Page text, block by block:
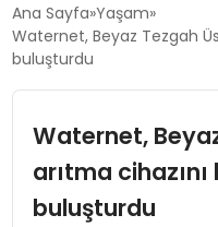
EĞITIM
GÜNDEM
Ana Sayfa Yaşam
Waternet, Beyaz Tezgah
buluşturdu
Waternet,
arıtma cihazını
buluşturdu